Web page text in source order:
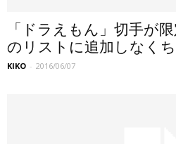
「ドラえもん」切手が
のリストに追加しなくち
KIKO - 2016/06/07